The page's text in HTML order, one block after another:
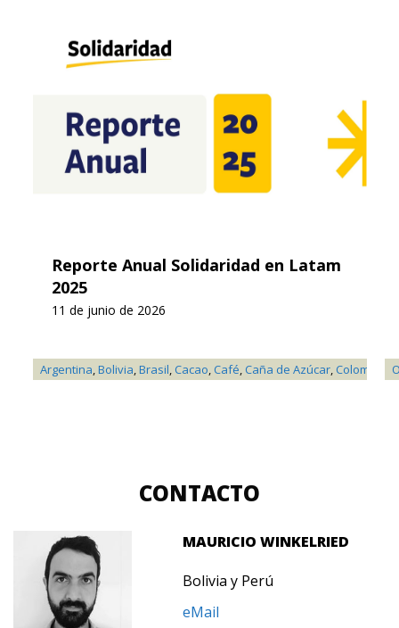
Argentina,Bolivia,Brasil,Cacao,Café,Caña de Azúcar,Colombia
Reporte Anual Solidaridad en Latam
2025
11 de junio de 2026
CONTACTO
MAURICIO WINKELRIED
Bolivia y Perú
eMail